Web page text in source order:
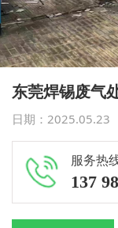
东莞焊锡废气
日期：2025.05.23
服务热
137